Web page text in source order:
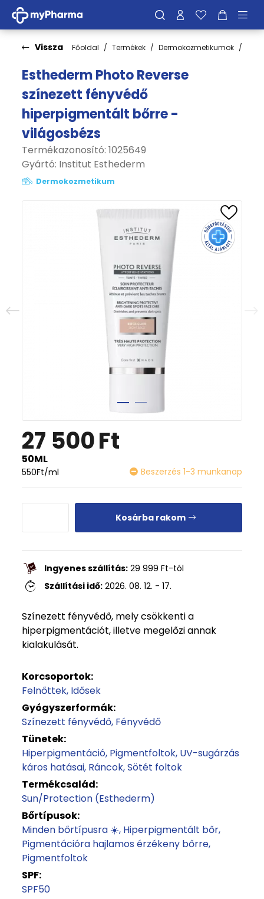
Vissza Főoldal Termékek Dermokozmetikumok
Esthederm Photo Reverse
színezett fényvédő
hiperpigmentált bőrre -
világosbézs
Termékazonosító: 1025649
Gyártó: Institut Esthederm
Dermokozmetikum
27 500Ft
50ML
550Ft/ml Beszerzés 1-3 munkanap
Kosárba rakom
Ingyenes szállítás: 29 999 Ft-tól
Szállítási idő: 2026. 08. 12. - 17.
Színezett fényvédő, mely csökkenti a
hiperpigmentációt, illetve megelőzi annak
kialakulását.
Korcsoportok:
Felnőttek Idősek
Gyógyszerformák:
Színezett fényvédő Fényvédő
Tünetek:
Hiperpigmentáció Pigmentfoltok UV-sugárzás
káros hatásai Ráncok Sötét foltok
Termékcsalád:
Sun/Protection (Esthederm)
Bőrtípusok:
Minden bőrtípusra ☀️ Hiperpigmentált bőr
Pigmentációra hajlamos érzékeny bőrre
Pigmentfoltok
SPF:
SPF50